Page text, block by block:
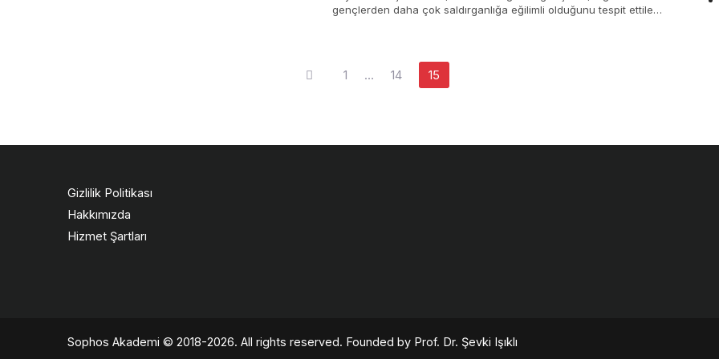
gençlerden daha çok saldırganlığa eğilimli olduğunu tespit ettiler.
1 … 14 15
Gizlilik Politikası
Hakkımızda
Hizmet Şartları
Sophos Akademi © 2018-2026. All rights reserved. Founded by Prof. Dr. Şevki Işıklı